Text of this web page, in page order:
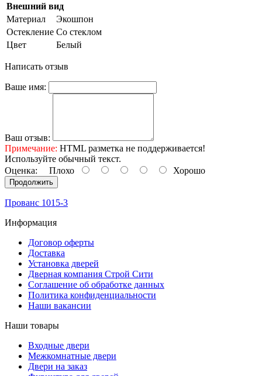
Внешний вид
Материал
Экошпон
Остекление Со стеклом
Цвет
Белый
Написать отзыв
Ваше имя:
Ваш отзыв:
Примечание: HTML разметка не поддерживается!
Используйте обычный текст.
Оценка: Плохо Хорошо
Продолжить
Прованс 1015-3
Информация
Договор оферты
Доставка
Установка дверей
Дверная компания Строй Сити
Соглашение об обработке данных
Политика конфиденциальности
Наши вакансии
Наши товары
Входные двери
Межкомнатные двери
Двери на заказ